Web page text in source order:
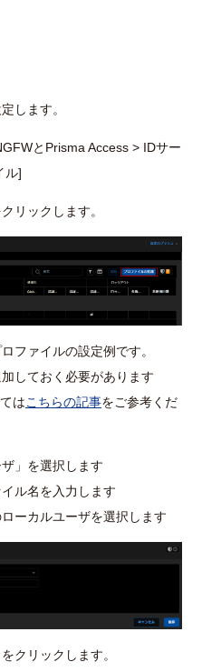
します。
と Prisma Access > IDサー
ル]
リックします。
ファイルの設定例です。
しておく必要があります
はこちらの記事をご参考くだ
」を選択します
ル名を入力します
ーカルユーザを選択します
クリックします。